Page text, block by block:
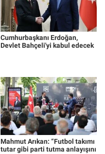
Cumhurbaşkanı Erdoğan,
Devlet Bahçeli'yi kabul edecek
Mahmut Arıkan: “Futbol takımı
tutar gibi parti tutma anlayışını